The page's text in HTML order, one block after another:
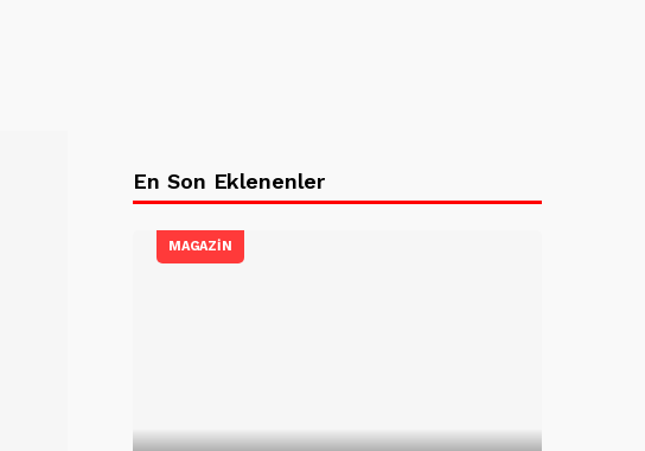
En Son Eklenenler
MAGAZİN